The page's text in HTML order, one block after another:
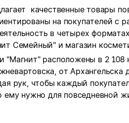
качественные товары
на покупателей с
в четырех
Семейный" и магазин
"Магнит" расположены в 2 108
от
рук, чтобы каждый
ему нужно для повседневной